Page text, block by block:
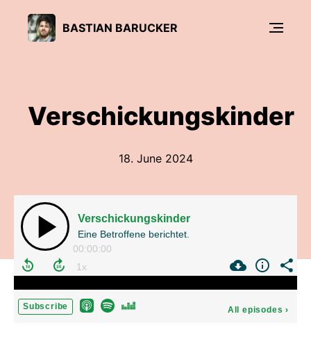
BASTIAN BARUCKER
Verschickungskinder
18. June 2024
Verschickungskinder
Eine Betroffene berichtet.
00:00:00
Subscribe All episodes ›